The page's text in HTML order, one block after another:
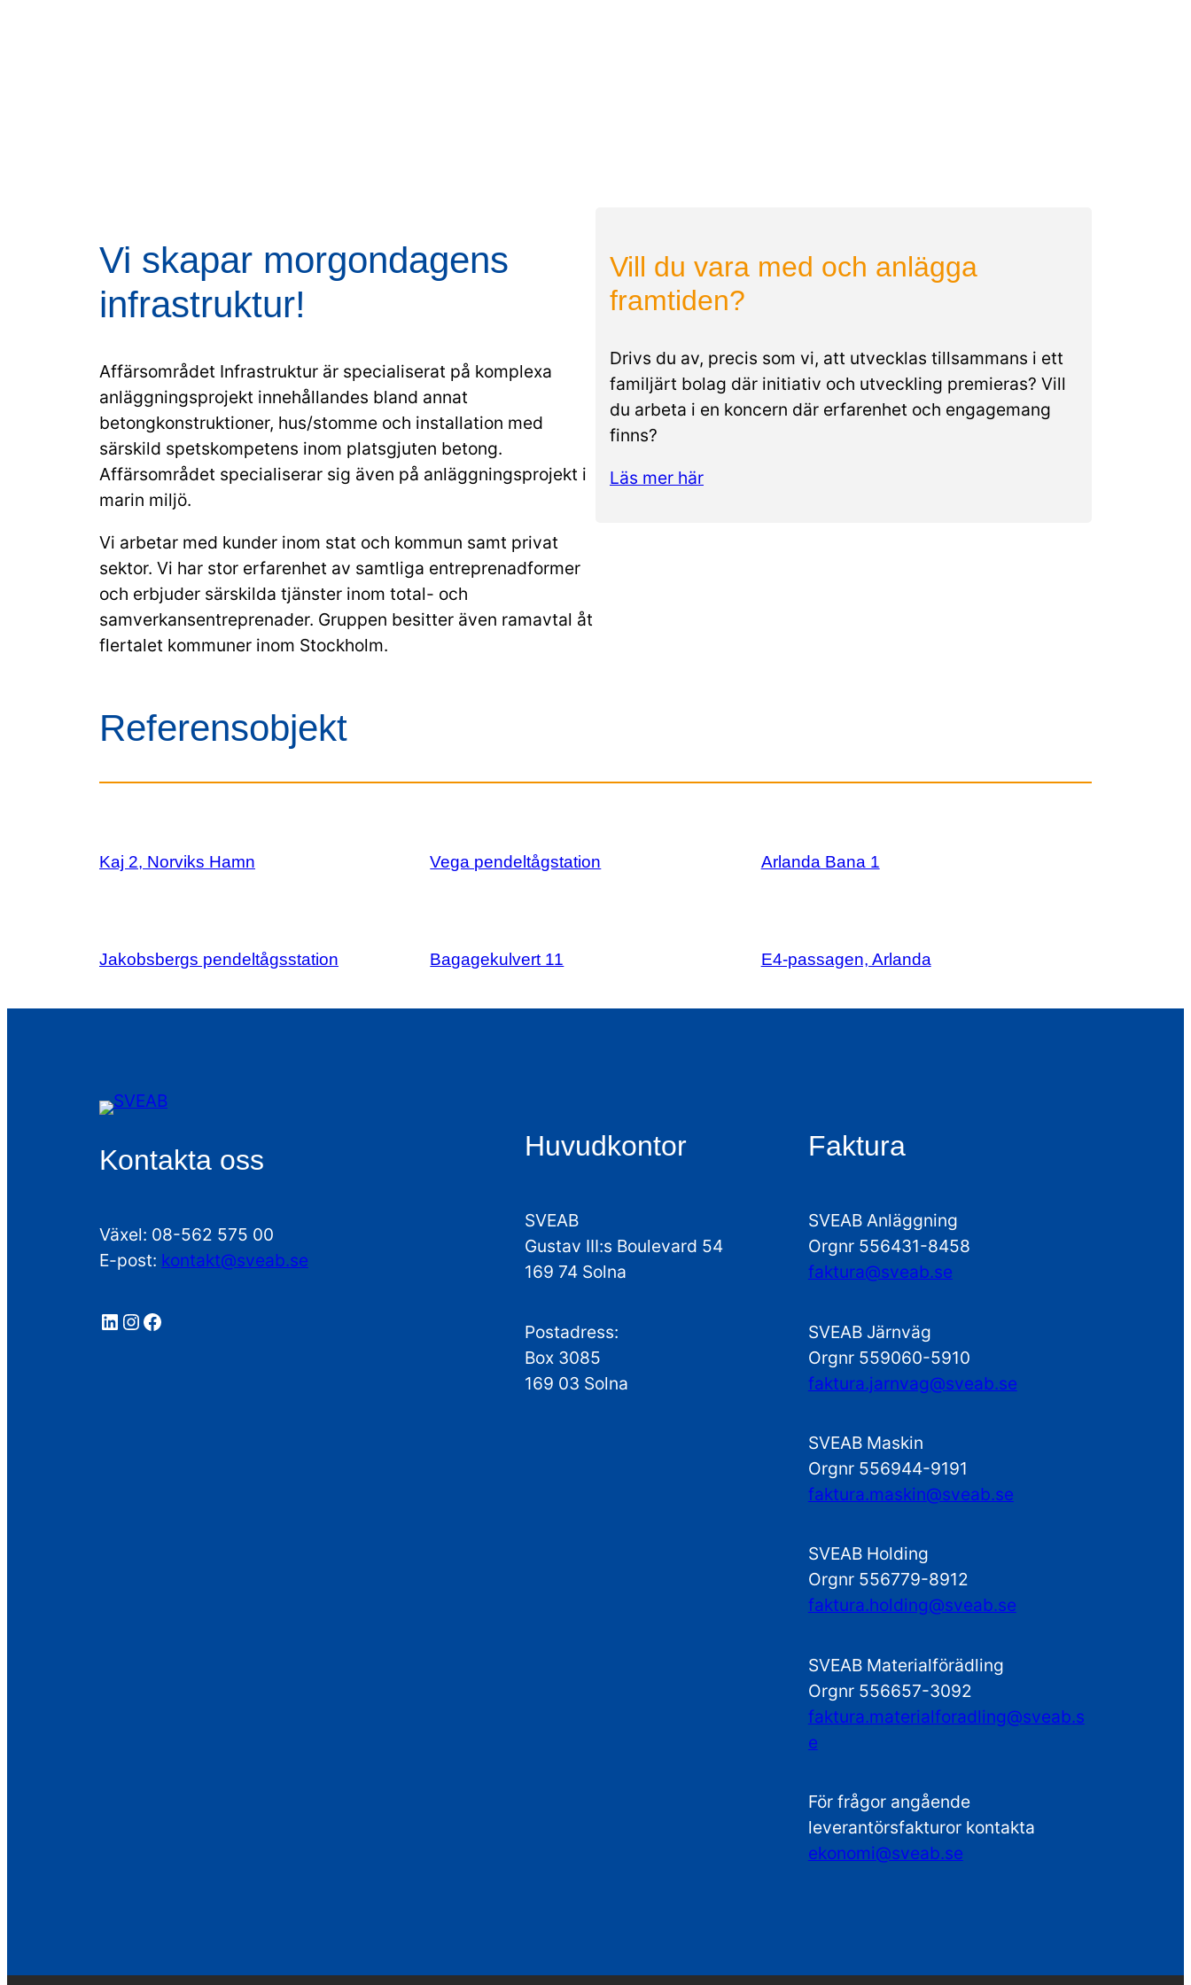
Vi skapar morgondagens
infrastruktur!
Affärsområdet Infrastruktur är specialiserat på komplexa
anläggningsprojekt innehållandes bland annat
betongkonstruktioner, hus/stomme och installation med
särskild spetskompetens inom platsgjuten betong.
Affärsområdet specialiserar sig även på anläggningsprojekt i
marin miljö.
Vi arbetar med kunder inom stat och kommun samt privat
sektor. Vi har stor erfarenhet av samtliga entreprenadformer
och erbjuder särskilda tjänster inom total- och
samverkansentreprenader. Gruppen besitter även ramavtal åt
flertalet kommuner inom Stockholm.
Vill du vara med och anlägga
framtiden?
Drivs du av, precis som vi, att utvecklas tillsammans i ett
familjärt bolag där initiativ och utveckling premieras? Vill
du arbeta i en koncern där erfarenhet och engagemang
finns?
Läs mer här
Referensobjekt
Kaj 2, Norviks Hamn Vega pendeltågstation Arlanda Bana 1
Jakobsbergs pendeltågsstation Bagagekulvert 11 E4-passagen, Arlanda
Kontakta oss
Växel: 08-562 575 00
E-post: kontakt@sveab.se
LinkedIn Instagram Facebook
Huvudkontor
SVEAB
Gustav III:s Boulevard 54
169 74 Solna
Postadress:
Box 3085
169 03 Solna
Faktura
SVEAB Anläggning
Orgnr 556431-8458
faktura@sveab.se
SVEAB Järnväg
Orgnr 559060-5910
faktura.jarnvag@sveab.se
SVEAB Maskin
Orgnr 556944-9191
faktura.maskin@sveab.se
SVEAB Holding
Orgnr 556779-8912
faktura.holding@sveab.se
SVEAB Materialförädling
Orgnr 556657-3092
faktura.materialforadling@sveab.s
e
För frågor angående
leverantörsfakturor kontakta
ekonomi@sveab.se